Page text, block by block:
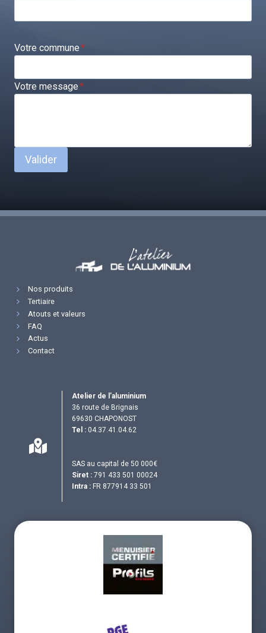
Votre commune*
Votre message*
Valider
Nos produits
Tertiaire
Atouts et valeurs
FAQ
Actus
Contact
Atelier de l’aluminium
36 route de Brignais
69630 CHAPONOST
Tel : 04.37.41.04.62
SAS au capital de 50 000€
Siret : 791 433 501 00024
Intra : FR 877914 33 501